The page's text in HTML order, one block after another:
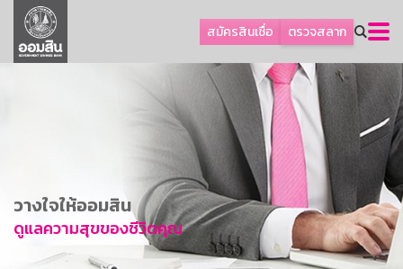
สมัครสินเชื่อ ตรวจสลาก
ลูกค้าธุรกิจ
ลูกค้าผู้ประกอบรายย่อย
การพัฒนาที่ยั่งยืน
ข่าวสาร
บริการทางการเงิน
วางใจให้ออมสิน
ดูแลความสุขของชีวิตคุณ